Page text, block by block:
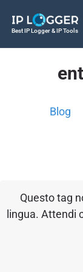
Best IP Logger & IP Tools
Blog